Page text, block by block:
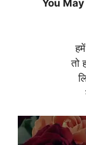
You
तो